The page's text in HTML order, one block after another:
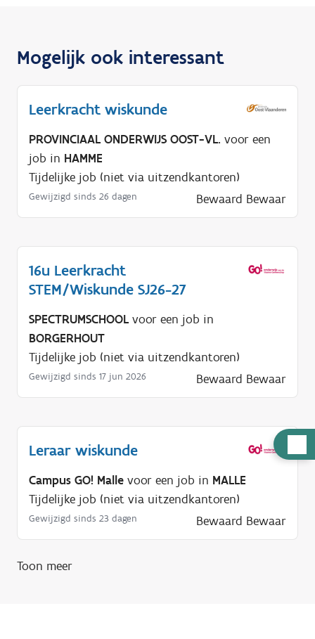
u
n
o
Mogelijk ook interessant
Leerkracht wiskunde
PROVINCIAAL ONDERWIJS OOST-VL. voor een
job in HAMME
Tijdelijke job (niet via uitzendkantoren)
Gewijzigd sinds 26 dagen Bewaard Bewaar
16u Leerkracht
STEM/Wiskunde SJ26-27
SPECTRUMSCHOOL voor een job in
BORGERHOUT
Tijdelijke job (niet via uitzendkantoren)
Gewijzigd sinds 17 jun 2026 Bewaard Bewaar
Leraar wiskunde
Campus GO! Malle voor een job in MALLE
Tijdelijke job (niet via uitzendkantoren)
Gewijzigd sinds 23 dagen Bewaard Bewaar
Toon meer